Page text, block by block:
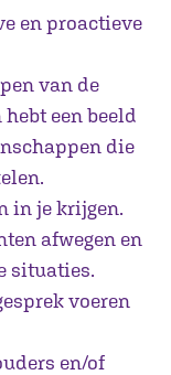
en proactieve
van de
een beeld
die
in je krijgen.
afwegen en
situaties.
voeren
en/of